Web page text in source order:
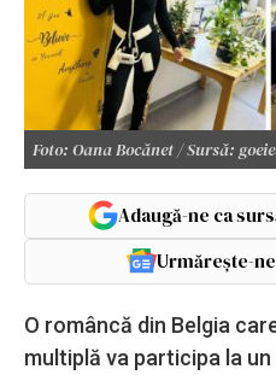
Foto: Oana Bocănet / Sursă:
Adaugă-ne ca
Urmărește-
O româncă din Belgia
multiplă va participa la